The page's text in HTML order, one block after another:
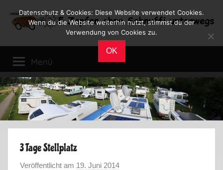
Inhalt
Reiseblog
Leben
im
Wohnmobil
Menü
3 Tage Stellplatz
Veröffentlicht am 19. Juni 2014
Datenschutz & Cookies: Diese Website verwendet Cookies.
Wenn du die Website weiterhin nutzt, stimmst du der
Verwendung von Cookies zu.
OK